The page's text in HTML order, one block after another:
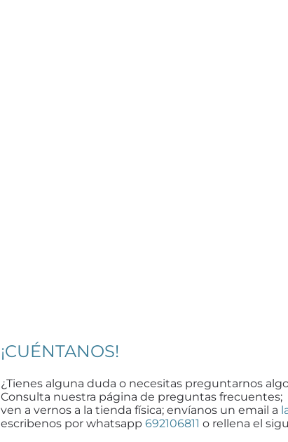
¡CUÉNTANOS!
¿Tienes alguna duda o necesitas preguntarnos
Consulta nuestra página de preguntas frecuentes;
ven a vernos a la tienda física; envíanos un email a
escribenos por whatsapp 692106811 o rellena el